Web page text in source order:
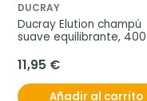
DUCRAY
Ducray Elution champú
suave equilibrante,
11,95 €
Añadir al carrito